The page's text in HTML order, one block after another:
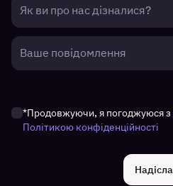
Як ви про нас дізналися?
Ваше повідомлення
*Продовжуючи, я погоджуюся з
Політикою конфіденційності